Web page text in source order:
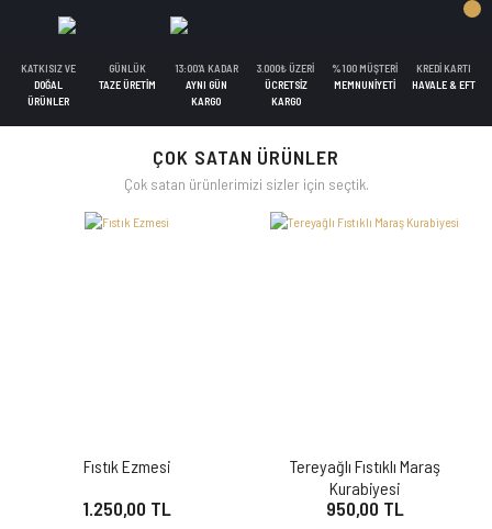
KATKISIZ VE
DOĞAL
ÜRÜNLER
GÜNLÜK
TAZE ÜRETİM
13:00'A KADAR
AYNI GÜN
KARGO
3.000₺ ÜZERİ
ÜCRETSİZ
KARGO
%100 MÜŞTERİ
MEMNUNİYETİ
KREDİ KARTI
HAVALE & EFT
ÇOK SATAN ÜRÜNLER
Çok satan ürünlerimizi sizler için seçtik.
Fıstık Ezmesi
1.250,00 TL
Tereyağlı Fıstıklı Maraş
Kurabiyesi
950,00 TL